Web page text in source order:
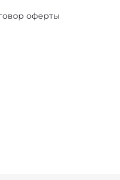
оферты